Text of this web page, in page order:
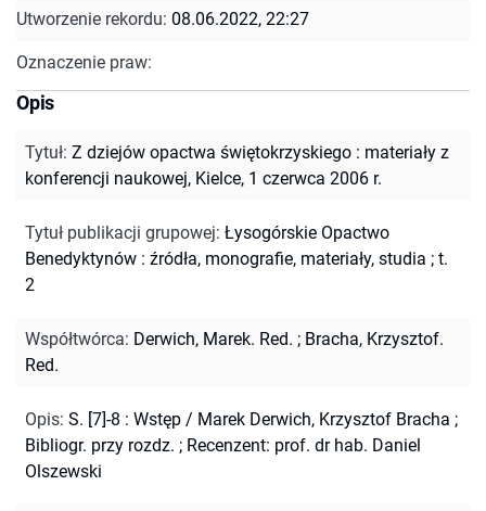
Utworzenie rekordu: 08.06.2022, 22:27
Oznaczenie praw:
Opis
Tytuł: Z dziejów opactwa świętokrzyskiego : materiały z
konferencji naukowej, Kielce, 1 czerwca 2006 r.
Tytuł publikacji grupowej: Łysogórskie Opactwo
Benedyktynów : źródła, monografie, materiały, studia ; t.
2
Współtwórca: Derwich, Marek. Red. ; Bracha, Krzysztof.
Red.
Opis: S. [7]-8 : Wstęp / Marek Derwich, Krzysztof Bracha ;
Bibliogr. przy rozdz. ; Recenzent: prof. dr hab. Daniel
Olszewski